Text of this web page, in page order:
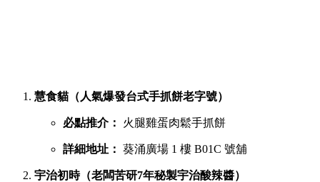
慧食貓（人氣爆發台式手抓餅老字號）
必點推介： 火腿雞蛋肉鬆手抓餅
詳細地址： 葵涌廣場 1 樓 B01C 號舖
宇治初時（老闆苦研7年秘製宇治酸辣醬）